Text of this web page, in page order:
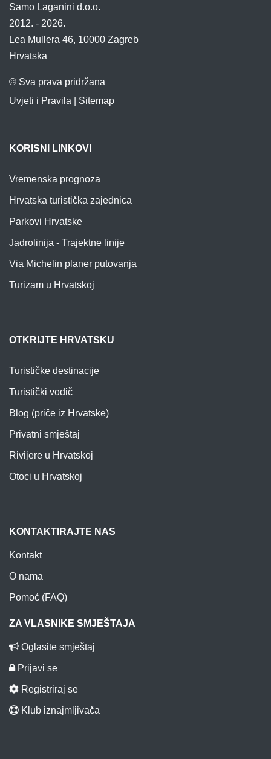
Samo Laganini d.o.o.
2012. - 2026.
Lea Mullera 46, 10000 Zagreb
Hrvatska
© Sva prava pridržana
Uvjeti i Pravila
Sitemap
KORISNI LINKOVI
Vremenska prognoza
Hrvatska turistička zajednica
Parkovi Hrvatske
Jadrolinija - Trajektne linije
Via Michelin planer putovanja
Turizam u Hrvatskoj
OTKRIJTE HRVATSKU
Turističke destinacije
Turistički vodič
Blog (priče iz Hrvatske)
Privatni smještaj
Rivijere u Hrvatskoj
Otoci u Hrvatskoj
KONTAKTIRAJTE NAS
Kontakt
O nama
Pomoć (FAQ)
ZA VLASNIKE SMJEŠTAJA
Oglasite smještaj
Prijavi se
Registriraj se
Klub iznajmljivača